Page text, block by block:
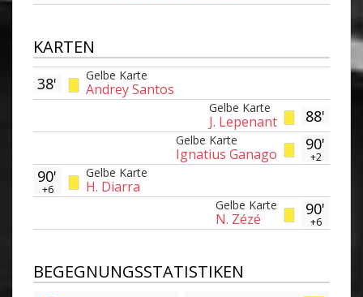
KARTEN
Gelbe Karte
Andrey Santos
38'
88'
Gelbe Karte
J. Lepenant
90'
+2
Gelbe Karte
Ignatius Ganago
Gelbe Karte
H. Diarra
90'
+6
90'
+6
Gelbe Karte
N. Zézé
BEGEGNUNGSSTATISTIKEN